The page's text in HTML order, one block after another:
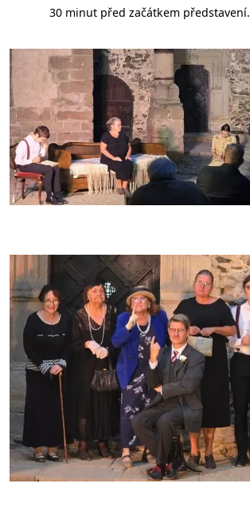
30 minut před začátkem představení.